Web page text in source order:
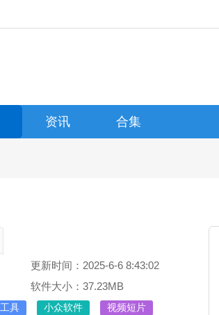
资讯 合集
更新时间：2025-6-6 8:43:02
软件大小：37.23MB
具 小众软件
视频短片